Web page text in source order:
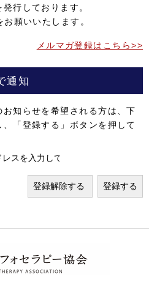
行しております。
願いいたします。
メルマガ登録はこちら>>
通知
知らせを希望される方は、下
「登録する」ボタンを押して